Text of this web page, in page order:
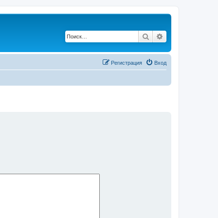
Поиск
Вход
Регистрация